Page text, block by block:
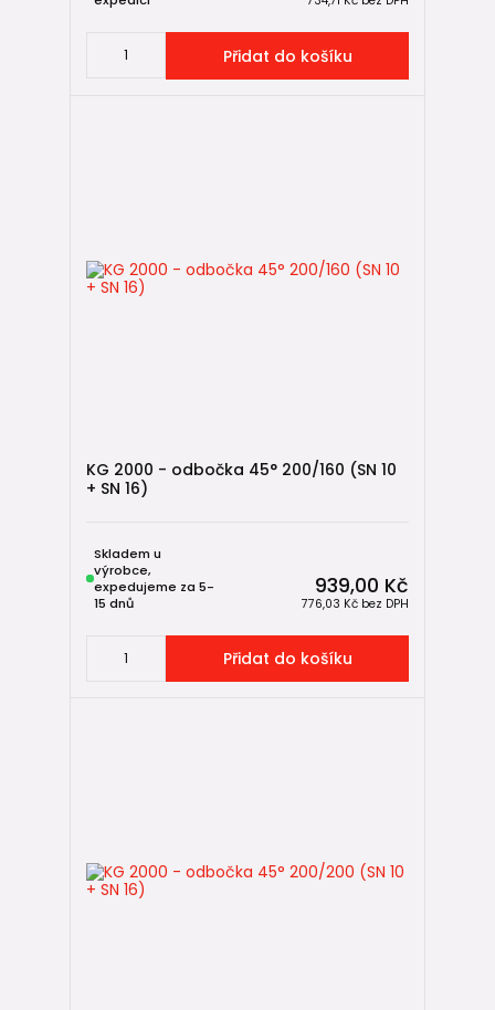
Přidat do košíku
KG 2000 - odbočka 45° 200/160 (SN 10
+ SN 16)
939,00 Kč
776,03 Kč bez DPH
Skladem u
výrobce,
expedujeme za 5-
15 dnů
Přidat do košíku